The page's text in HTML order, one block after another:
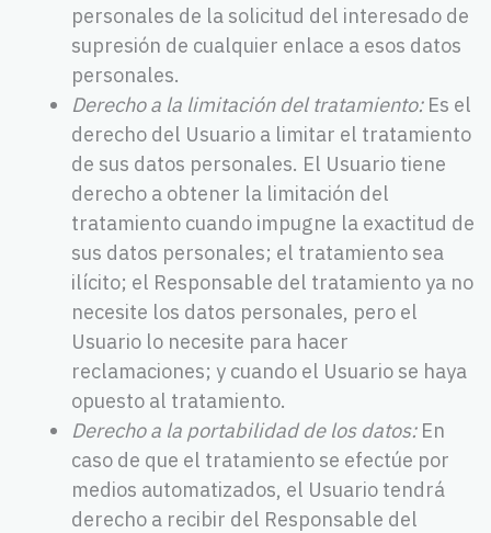
personales de la solicitud del interesado de
supresión de cualquier enlace a esos datos
personales.
Derecho a la limitación del tratamiento:Es el
derecho del Usuario a limitar el tratamiento
de sus datos personales. El Usuario tiene
derecho a obtener la limitación del
tratamiento cuando impugne la exactitud de
sus datos personales; el tratamiento sea
ilícito; el Responsable del tratamiento ya no
necesite los datos personales, pero el
Usuario lo necesite para hacer
reclamaciones; y cuando el Usuario se haya
opuesto al tratamiento.
Derecho a la portabilidad de los datos:En
caso de que el tratamiento se efectúe por
medios automatizados, el Usuario tendrá
derecho a recibir del Responsable del